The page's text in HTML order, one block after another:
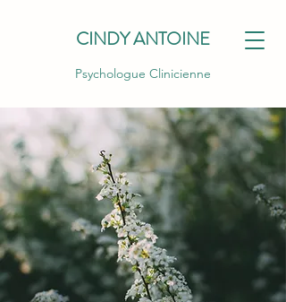
CINDY ANTOINE
Psychologue Clinicienne